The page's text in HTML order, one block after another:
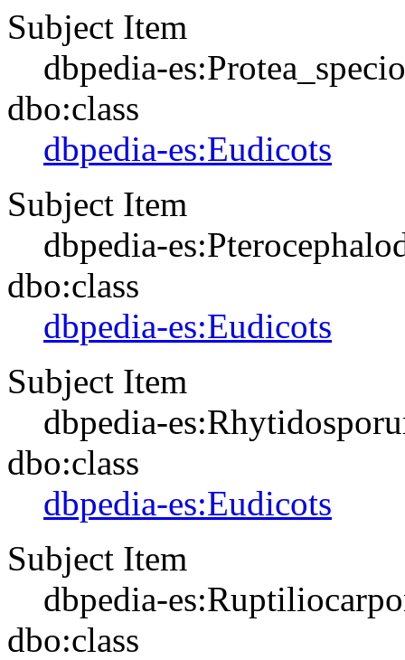
Subject Item
dbpedia-
dbo:class
dbpedia-es:Eudicots
Subject Item
dbpedia-
dbo:class
dbpedia-es:Eudicots
Subject Item
dbpedia-
dbo:class
dbpedia-es:Eudicots
Subject Item
dbpedia-
dbo:class